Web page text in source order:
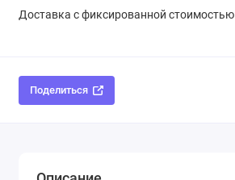
Доставка с фиксированной стоимостью
Поделиться